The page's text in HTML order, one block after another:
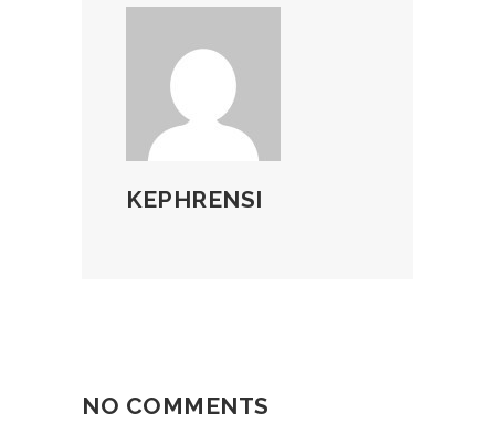
KEPHRENSI
NO COMMENTS